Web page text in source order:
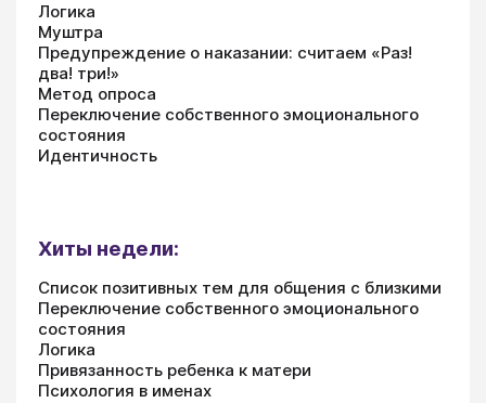
Логика
Муштра
Предупреждение о наказании: считаем «Раз!
два! три!»
Метод опроса
Переключение собственного эмоционального
состояния
Идентичность
Хиты недели:
Список позитивных тем для общения с близкими
Переключение собственного эмоционального
состояния
Логика
Привязанность ребенка к матери
Психология в именах